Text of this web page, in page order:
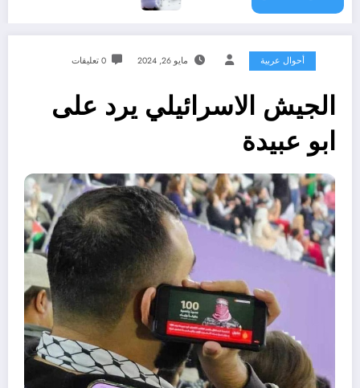
أحوال عربية مايو 26, 2024 0 تعليقات
الجيش الاسرائيلي يرد على
ابو عبيدة